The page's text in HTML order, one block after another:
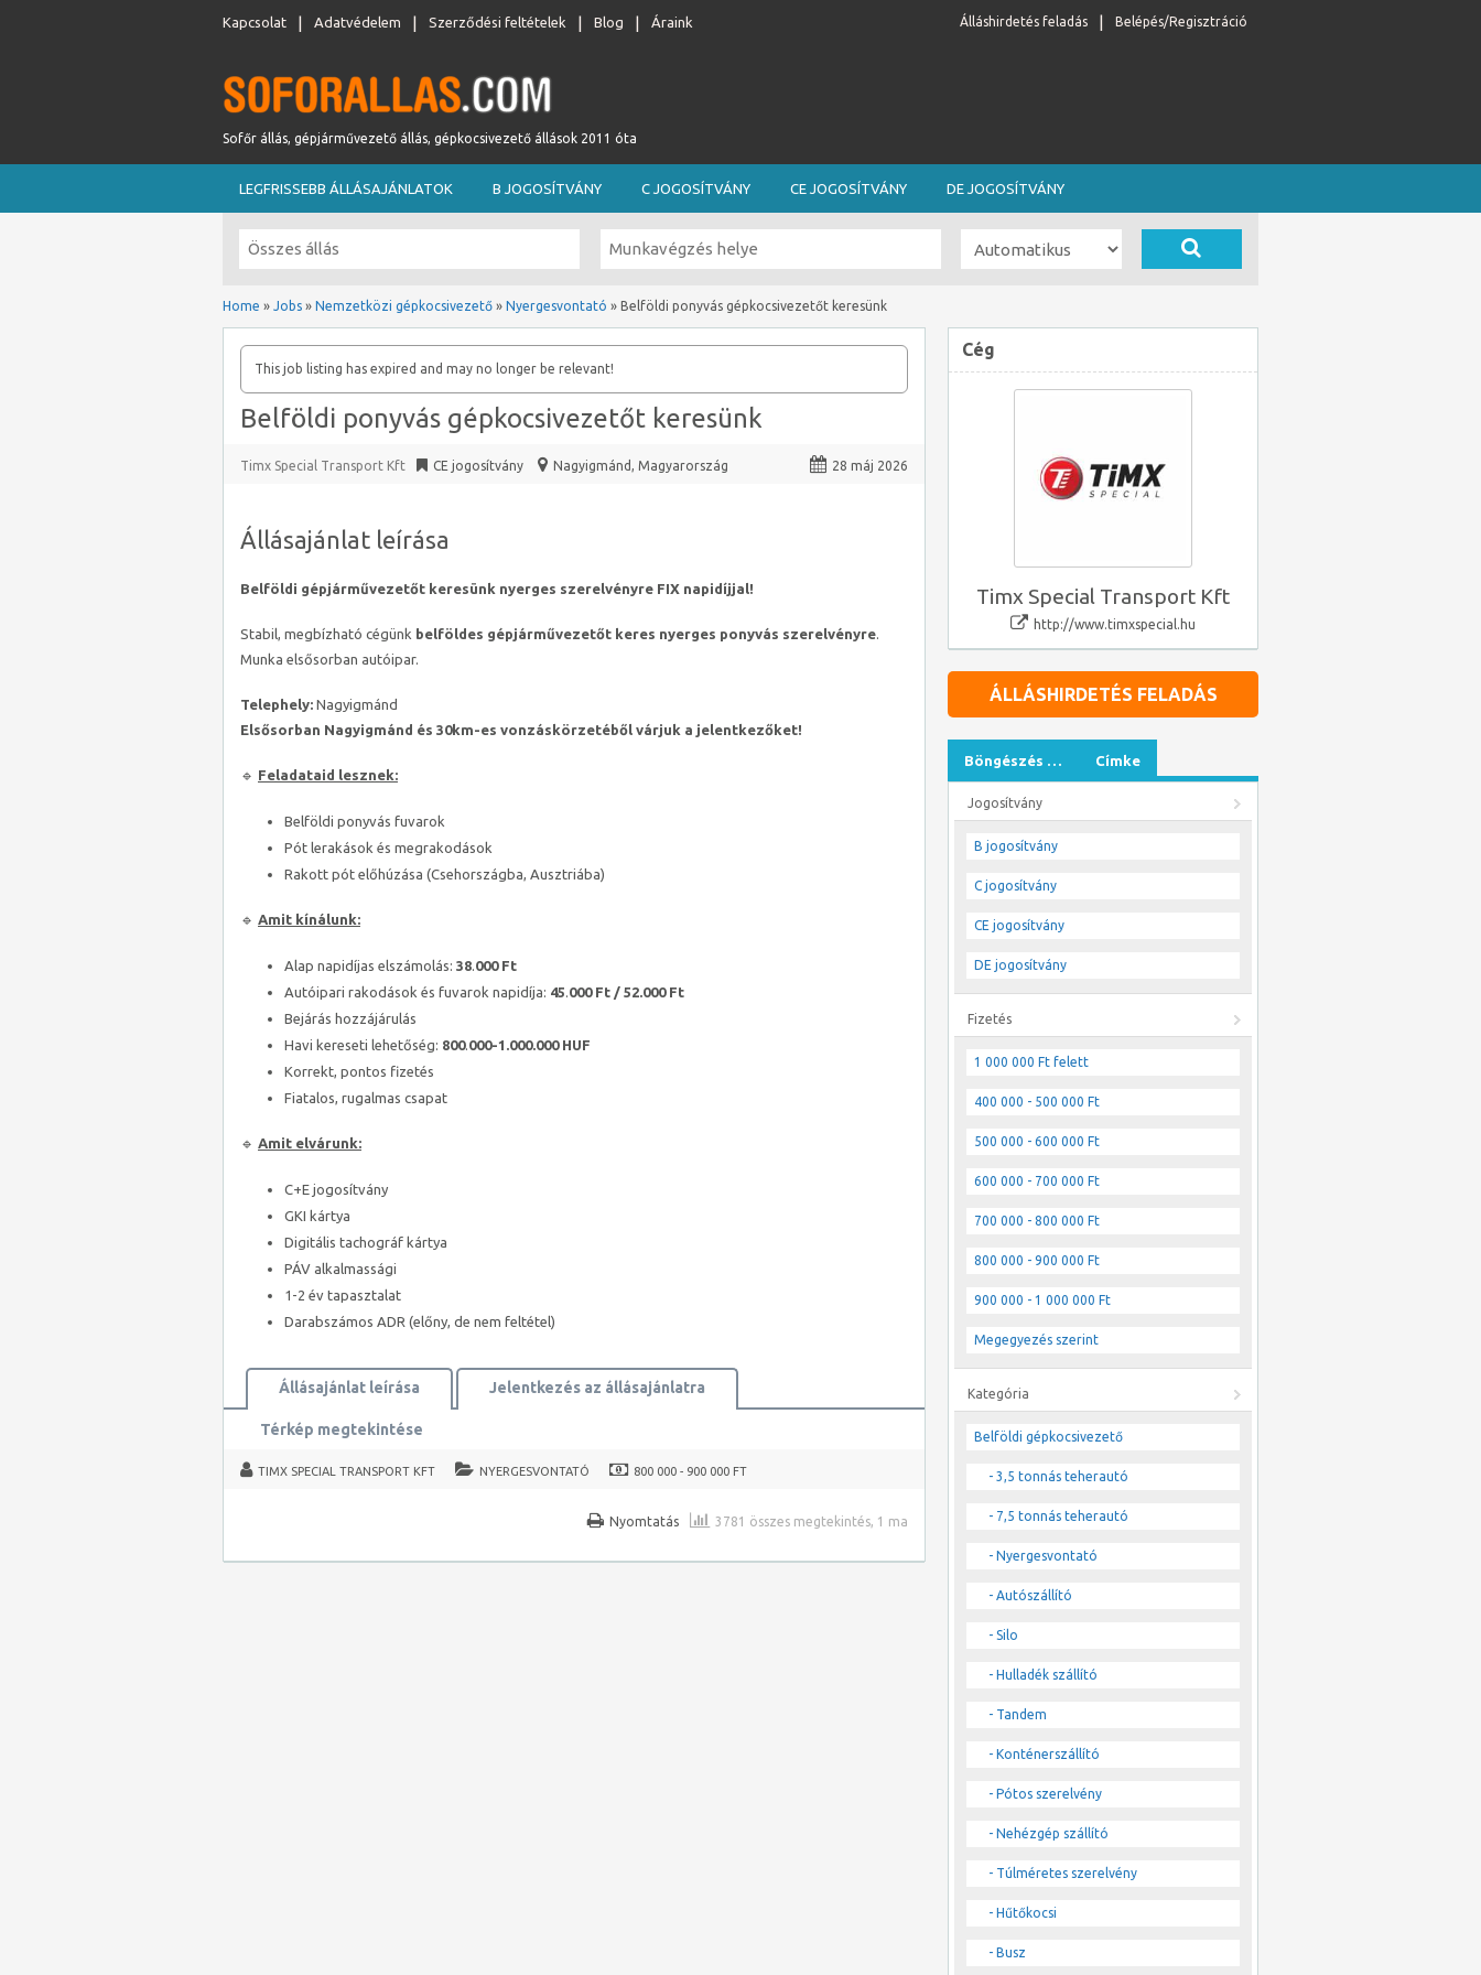
Kapcsolat Adatvédelem Szerződési feltételek Blog Áraink Belépés/Regisztráció
Álláshirdetés feladás
Sofőr állás, gépjárművezető állás, gépkocsivezető állások 2011 óta
LEGFRISSEBB ÁLLÁSAJÁNLATOK B JOGOSÍTVÁNY C JOGOSÍTVÁNY CE JOGOSÍTVÁNY DE JOGOSÍTVÁNY
Home » Jobs » Nemzetközi gépkocsivezető » Nyergesvontató » Belföldi ponyvás gépkocsivezetőt keresünk
This job listing has expired and may no longer be relevant!
Belföldi ponyvás gépkocsivezetőt keresünk
Timx Special Transport Kft CE jogosítvány Nagyigmánd, Magyarország 28 máj 2026
Állásajánlat leírása
Belföldi gépjárművezetőt keresünk nyerges szerelvényre FIX napidíjjal!
Stabil, megbízható cégünk belföldes gépjárművezetőt keres nyerges ponyvás szerelvényre.
Munka elsősorban autóipar.
Telephely: Nagyigmánd
Elsősorban Nagyigmánd és 30km-es vonzáskörzetéből várjuk a jelentkezőket!
🔹 Feladataid lesznek:
Belföldi ponyvás fuvarok
Pót lerakások és megrakodások
Rakott pót előhúzása (Csehországba, Ausztriába)
🔹 Amit kínálunk:
Alap napidíjas elszámolás: 38.000 Ft
Autóipari rakodások és fuvarok napidíja: 45.000 Ft / 52.000 Ft
Bejárás hozzájárulás
Havi kereseti lehetőség: 800.000-1.000.000 HUF
Korrekt, pontos fizetés
Fiatalos, rugalmas csapat
🔹 Amit elvárunk:
C+E jogosítvány
GKI kártya
Digitális tachográf kártya
PÁV alkalmassági
1-2 év tapasztalat
Darabszámos ADR (előny, de nem feltétel)
Állásajánlat leírása Jelentkezés az állásajánlatra
Térkép megtekintése
TIMX SPECIAL TRANSPORT KFT NYERGESVONTATÓ 800 000 - 900 000 FT
3781 összes megtekintés, 1 ma
Nyomtatás
Cég
Timx Special Transport Kft
http://www.timxspecial.hu
ÁLLÁSHIRDETÉS FELADÁS
Böngészés … Címke
Jogosítvány
B jogosítvány
C jogosítvány
CE jogosítvány
DE jogosítvány
Fizetés
1 000 000 Ft felett
400 000 - 500 000 Ft
500 000 - 600 000 Ft
600 000 - 700 000 Ft
700 000 - 800 000 Ft
800 000 - 900 000 Ft
900 000 - 1 000 000 Ft
Megegyezés szerint
Kategória
Belföldi gépkocsivezető
- 3,5 tonnás teherautó
- 7,5 tonnás teherautó
- Nyergesvontató
- Autószállító
- Silo
- Hulladék szállító
- Tandem
- Konténerszállító
- Pótos szerelvény
- Nehézgép szállító
- Túlméretes szerelvény
- Hűtőkocsi
- Busz